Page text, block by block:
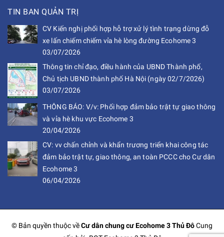
TIN BAN QUẢN TRỊ
CV Kiến nghị phối hợp hỗ trợ xử lý tình trạng dừng đỗ
xe lấn chiếm chiếm vỉa hè lòng đường Ecohome 3
03/07/2026
Thông tin chỉ đạo, điều hành của UBND Thành phố,
Chủ tịch UBND thành phố Hà Nội (ngày 02/7/2026)
03/07/2026
THÔNG BÁO: V/v: Phối hợp đảm bảo trật tự giao thông
và vỉa hè khu vực Ecohome 3
20/04/2026
CV: vv chấn chỉnh và khẩn trương triển khai công tác
đảm bảo trật tự, giao thông, an toàn PCCC cho Cư dân
Ecohome 3
06/04/2026
© Bản quyền thuộc vềCư dân chung cư Ecohome 3 Thủ ĐôCung